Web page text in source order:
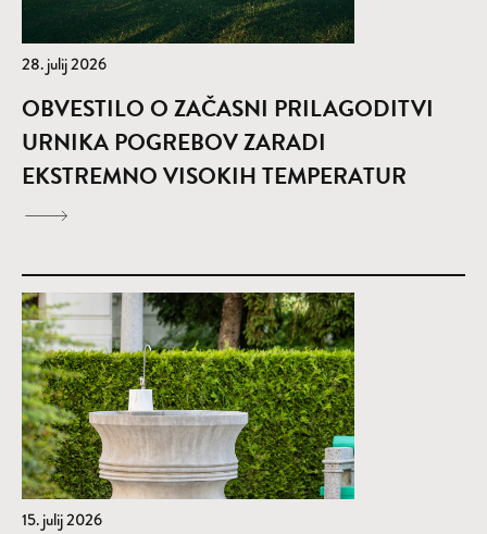
28. julij 2026
OBVESTILO O ZAČASNI PRILAGODITVI
URNIKA POGREBOV ZARADI
EKSTREMNO VISOKIH TEMPERATUR
15. julij 2026